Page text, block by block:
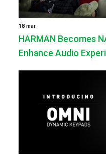
18 mar
HARMAN Becomes
Enhance Audio